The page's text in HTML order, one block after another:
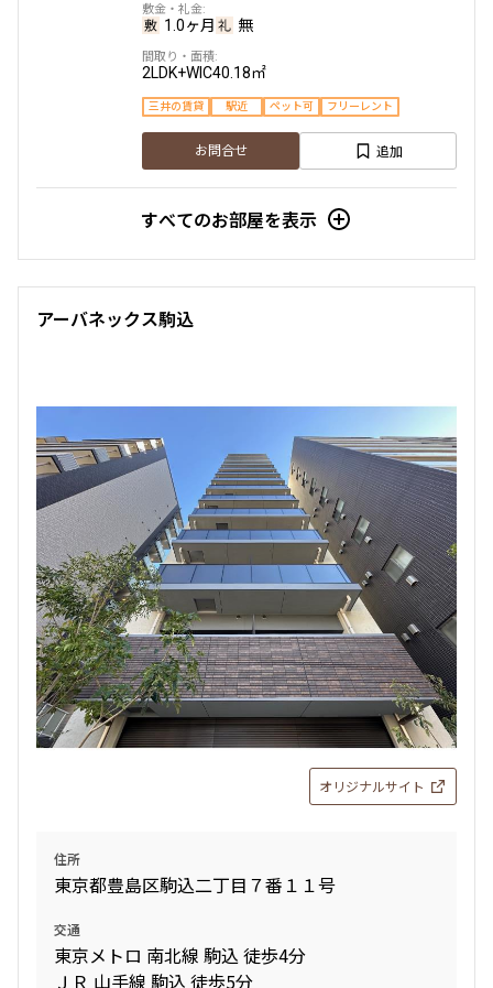
新築 三井の賃貸
お問合せ
12階
252,000円20,000円
1.0ヶ月 無
2LDK43.50㎡
12階 １２０４
258,000円20,000円
1.0ヶ月 無
2LDK43.50㎡
新築 三井の賃貸 フリーレント
お問合せ 追加
200,000円 15,000円
1LDK 31.30㎡
1.0ヶ月 無
2LDK+WIC40.18㎡
三井の賃貸 駅近 ペット可 フリーレント
お問合せ 追加
すべてのお部屋を表示
アーバネックス駒込
オリジナルサイト
住所
東京都豊島区駒込二丁目７番１１号
交通
東京メトロ 南北線 駒込 徒歩4分
ＪＲ 山手線 駒込 徒歩5分